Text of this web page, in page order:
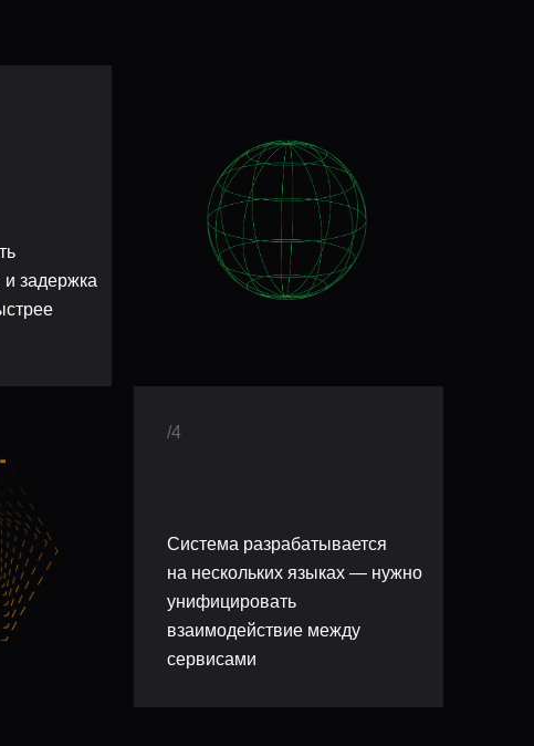
и задержка
/4
Система разрабатывается
на нескольких языках — нужно
унифицировать
взаимодействие между
сервисами